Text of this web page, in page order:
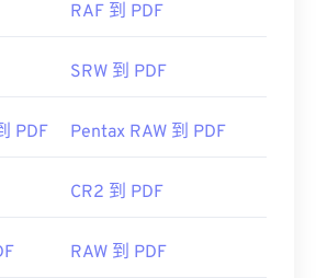
pdf.htmlRAF 到 PDF
SRW 到 PDF
PDF Pentax RAW 到 PDF
CR2 到 PDF
RAW 到 PDF